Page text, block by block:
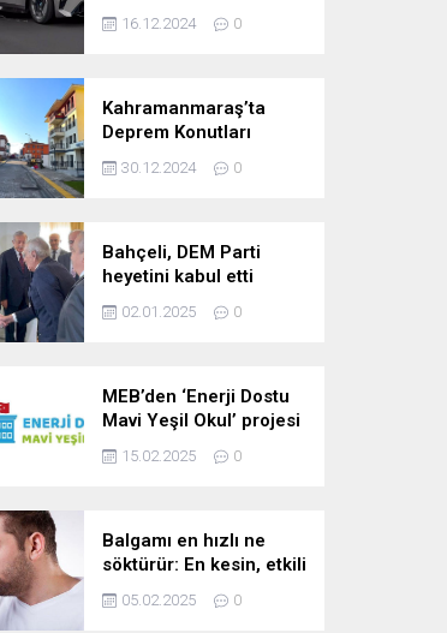
nesil sedan’dan
şaşırtıcı yenilikler!
16.12.2024 0
Kahramanmaraş’ta
Deprem Konutları
2025’te Teslim Edilecek
30.12.2024 0
Bahçeli, DEM Parti
heyetini kabul etti
02.01.2025 0
MEB’den ‘Enerji Dostu
Mavi Yeşil Okul’ projesi
15.02.2025 0
Balgamı en hızlı ne
söktürür: En kesin, etkili
ve çabuk balgam
söktürücü kür!
05.02.2025 0